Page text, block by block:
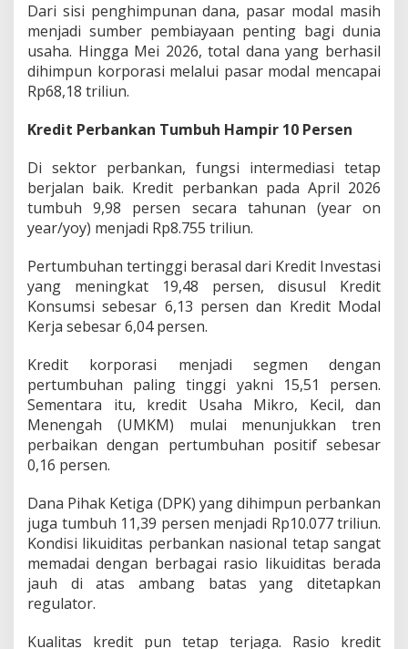
Dari sisi penghimpunan dana, pasar modal masih
menjadi sumber pembiayaan penting bagi dunia
usaha. Hingga Mei 2026, total dana yang berhasil
dihimpun korporasi melalui pasar modal mencapai
Rp68,18 triliun.
Kredit Perbankan Tumbuh Hampir 10 Persen
Di sektor perbankan, fungsi intermediasi tetap
berjalan baik. Kredit perbankan pada April 2026
tumbuh 9,98 persen secara tahunan (year on
year/yoy) menjadi Rp8.755 triliun.
Pertumbuhan tertinggi berasal dari Kredit Investasi
yang meningkat 19,48 persen, disusul Kredit
Konsumsi sebesar 6,13 persen dan Kredit Modal
Kerja sebesar 6,04 persen.
Kredit korporasi menjadi segmen dengan
pertumbuhan paling tinggi yakni 15,51 persen.
Sementara itu, kredit Usaha Mikro, Kecil, dan
Menengah (UMKM) mulai menunjukkan tren
perbaikan dengan pertumbuhan positif sebesar
0,16 persen.
Dana Pihak Ketiga (DPK) yang dihimpun perbankan
juga tumbuh 11,39 persen menjadi Rp10.077 triliun.
Kondisi likuiditas perbankan nasional tetap sangat
memadai dengan berbagai rasio likuiditas berada
jauh di atas ambang batas yang ditetapkan
regulator.
Kualitas kredit pun tetap terjaga. Rasio kredit